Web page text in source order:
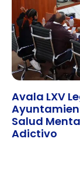
Avala LXV
Salud
Adictivo